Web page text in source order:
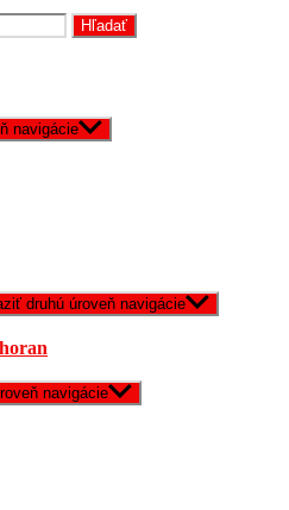
navigácie
druhú úroveň navigácie
navigácie